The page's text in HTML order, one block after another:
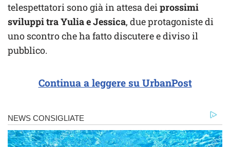
telespettatori sono già in attesa dei prossimi
sviluppi tra Yulia e Jessica, due protagoniste di
uno scontro che ha fatto discutere e diviso il
pubblico.
Continua a leggere su UrbanPost